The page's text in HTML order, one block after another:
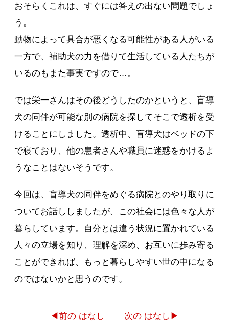
おそらくこれは、すぐには答えの出ない問題でしょ
う。
動物によって具合が悪くなる可能性がある人がいる
一方で、補助犬の力を借りて生活している人たちが
いるのもまた事実ですので…。
では栄一さんはその後どうしたのかというと、盲導
犬の同伴が可能な別の病院を探してそこで透析を受
けることにしました。透析中、盲導犬はベッドの下
で寝ており、他の患者さんや職員に迷惑をかけるよ
うなことはないそうです。
今回は、盲導犬の同伴をめぐる病院とのやり取りに
ついてお話ししましたが、この社会には色々な人が
暮らしています。自分とは違う状況に置かれている
人々の立場を知り、理解を深め、お互いに歩み寄る
ことができれば、もっと暮らしやすい世の中になる
のではないかと思うのです。
◀前の はなし 次の はなし▶